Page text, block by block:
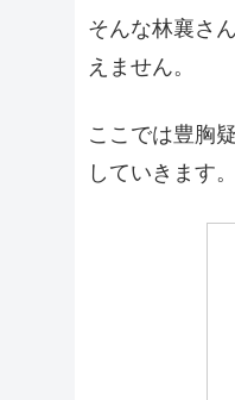
そんな林襄さ
えません。
ここでは豊胸
していきます。